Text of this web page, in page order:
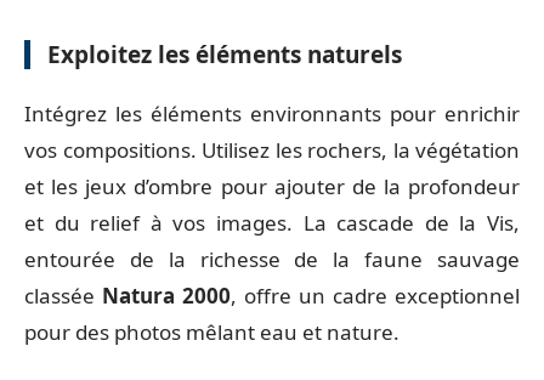
Exploitez les éléments naturels
Intégrez les éléments environnants pour enrichir
vos compositions. Utilisez les rochers, la végétation
et les jeux d’ombre pour ajouter de la profondeur
et du relief à vos images. La cascade de la Vis,
entourée de la richesse de la faune sauvage
classée Natura 2000, offre un cadre exceptionnel
pour des photos mêlant eau et nature.